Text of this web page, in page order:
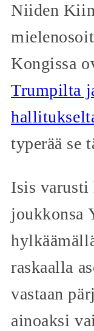
Niiden
Kongissa
Trumpilta
typerää se
Isis varusti
joukkonsa
raskaalla
vastaan
ainoaksi